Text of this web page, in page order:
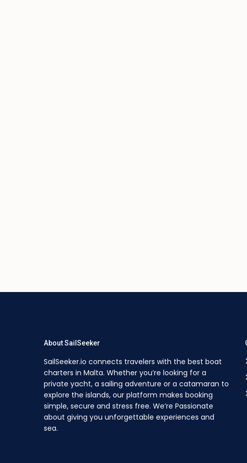
About SailSeeker
SailSeeker.io connects travelers with the best boat
charters in Malta. Whether you’re looking for a
private yacht, a sailing adventure or a catamaran to
explore the islands, our platform makes booking
simple, secure and stress free. We’re Passionate
about giving you unforgettable experiences and
sea.